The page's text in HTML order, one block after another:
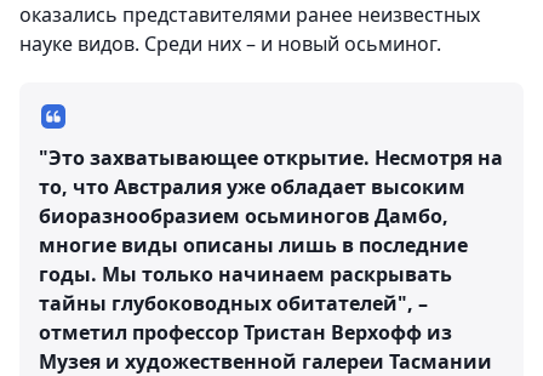
оказались представителями ранее неизвестных
науке видов. Среди них – и новый осьминог.
"Это захватывающее открытие. Несмотря на
то, что Австралия уже обладает высоким
биоразнообразием осьминогов Дамбо,
многие виды описаны лишь в последние
годы. Мы только начинаем раскрывать
тайны глубоководных обитателей", –
отметил профессор Тристан Верхофф из
Музея и художественной галереи Тасмании